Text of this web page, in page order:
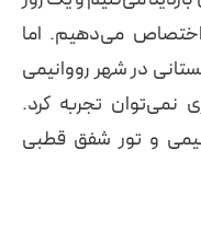
اختصاص می‌دهیم. اما
در شهر رووانیمی
نمی‌توان تجربه کرد.
و تور شفق قطبی